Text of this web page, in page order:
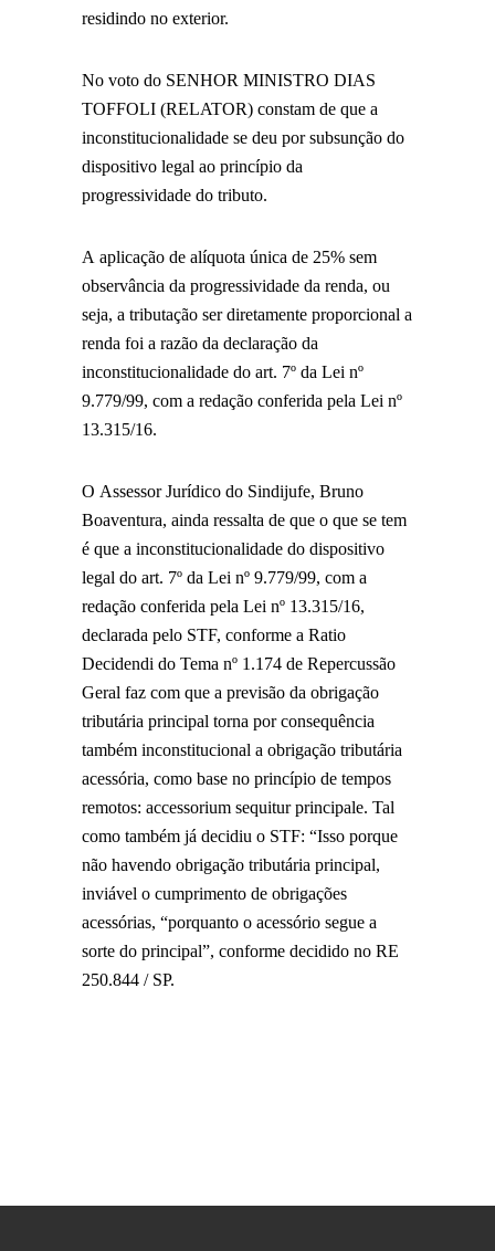
residindo no exterior.
No voto do SENHOR MINISTRO DIAS
TOFFOLI (RELATOR) constam de que a
inconstitucionalidade se deu por subsunção do
dispositivo legal ao princípio da
progressividade do tributo.
A aplicação de alíquota única de 25% sem
observância da progressividade da renda, ou
seja, a tributação ser diretamente proporcional a
renda foi a razão da declaração da
inconstitucionalidade do art. 7º da Lei nº
9.779/99, com a redação conferida pela Lei nº
13.315/16.
O Assessor Jurídico do Sindijufe, Bruno
Boaventura, ainda ressalta de que o que se tem
é que a inconstitucionalidade do dispositivo
legal do art. 7º da Lei nº 9.779/99, com a
redação conferida pela Lei nº 13.315/16,
declarada pelo STF, conforme a Ratio
Decidendi do Tema nº 1.174 de Repercussão
Geral faz com que a previsão da obrigação
tributária principal torna por consequência
também inconstitucional a obrigação tributária
acessória, como base no princípio de tempos
remotos: accessorium sequitur principale. Tal
como também já decidiu o STF: “Isso porque
não havendo obrigação tributária principal,
inviável o cumprimento de obrigações
acessórias, “porquanto o acessório segue a
sorte do principal”, conforme decidido no RE
250.844 / SP.